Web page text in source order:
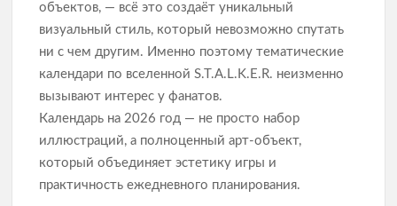
объектов, — всё это создаёт уникальный
визуальный стиль, который невозможно спутать
ни с чем другим. Именно поэтому тематические
календари по вселенной S.T.A.L.K.E.R. неизменно
вызывают интерес у фанатов.
Календарь на 2026 год — не просто набор
иллюстраций, а полноценный арт‑объект,
который объединяет эстетику игры и
практичность ежедневного планирования.